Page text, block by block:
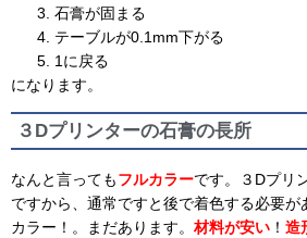
石膏が固まる
テーブルが0.1mm下がる
1に戻る
になります。
３Dプリンターの石膏の長所
なんと言ってもフルカラーです。３Dプリ
ですから、通常ですと後で着色する必要が
カラー！。まだあります。 材料が安い ！ 造